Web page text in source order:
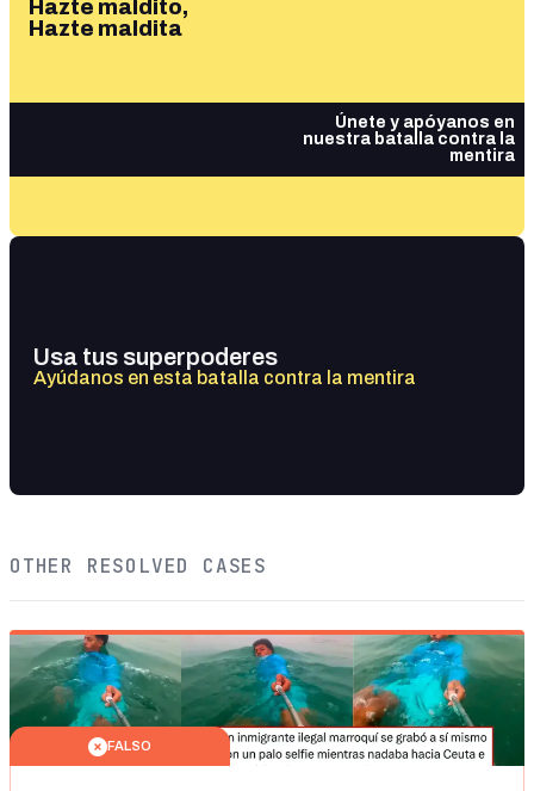
Hazte maldito,
Hazte maldita
Únete y apóyanos en
nuestra batalla contra la
mentira
Usa tus superpoderes
Ayúdanos en esta batalla contra la mentira
OTHER RESOLVED CASES
FALSO